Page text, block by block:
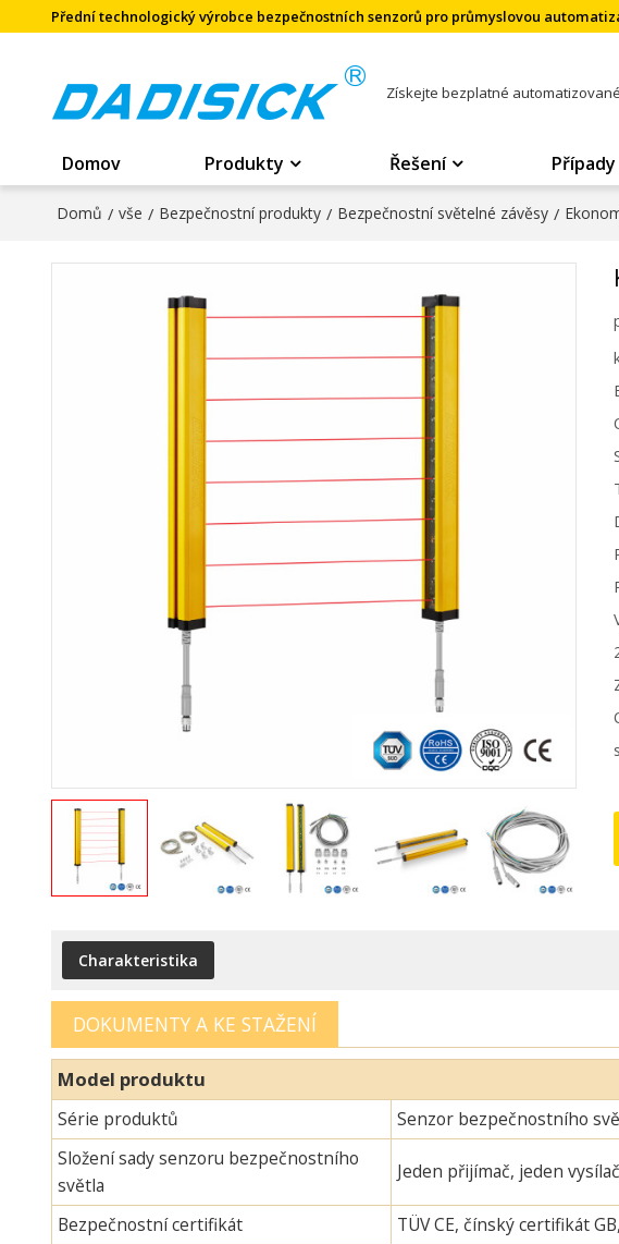
Přední technologický výrobce bezpečnostních senzorů pro průmyslovou
Získejte bezplatné
Domov Produkty Řešení Případy
Domů / vše / Bezpečnostní produkty / Bezpečnostní světelné závěsy /
Charakteristika
DOKUMENTY A KE STAŽENÍ
Model produktu
Série produktů
Senzor bezpečnostního
Složení sady senzoru bezpečnostního
světla
Jeden přijímač, jeden
Bezpečnostní certifikát
TÜV CE, čínský certifikát